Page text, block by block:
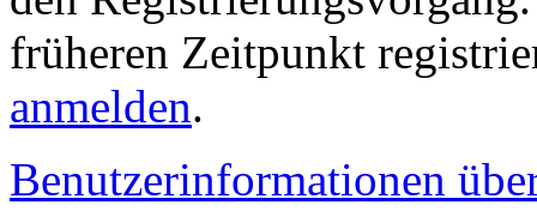
früheren Zeitpunkt
anmelden.
Benutzerinformationen